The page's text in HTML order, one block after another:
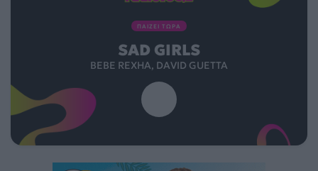
ΠΑΙΖΕΙ ΤΩΡΑ
SAD GIRLS
BEBE REXHA, DAVID GUETTA